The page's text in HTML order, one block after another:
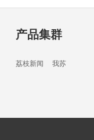
产品集群
荔枝新闻 我苏